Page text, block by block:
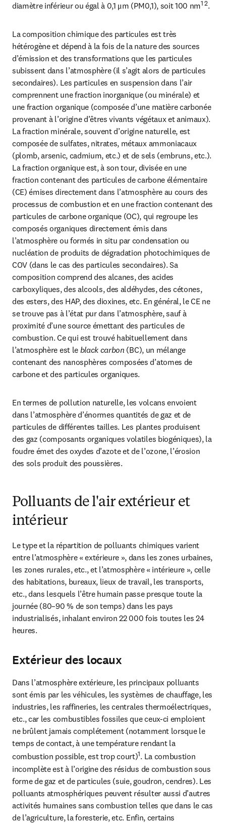
diamètre inférieur ou égal à 0,1 μm (PM0,1), soit 100 nm1 2.
La composition chimique des particules est très
hétérogène et dépend à la fois de la nature des sources
d’émission et des transformations que les particules
subissent dans l’atmosphère (il s’agit alors de particules
secondaires). Les particules en suspension dans l’air
comprennent une fraction inorganique (ou minérale) et
une fraction organique (composée d’une matière carbonée
provenant à l’origine d’êtres vivants végétaux et animaux).
La fraction minérale, souvent d’origine naturelle, est
composée de sulfates, nitrates, métaux ammoniacaux
(plomb, arsenic, cadmium, etc.) et de sels (embruns, etc.).
La fraction organique est, à son tour, divisée en une
fraction contenant des particules de carbone élémentaire
(CE) émises directement dans l’atmosphère au cours des
processus de combustion et en une fraction contenant des
particules de carbone organique (OC), qui regroupe les
composés organiques directement émis dans
l’atmosphère ou formés in situ par condensation ou
nucléation de produits de dégradation photochimiques de
COV (dans le cas des particules secondaires). Sa
composition comprend des alcanes, des acides
carboxyliques, des alcools, des aldéhydes, des cétones,
des esters, des HAP, des dioxines, etc. En général, le CE ne
se trouve pas à l’état pur dans l’atmosphère, sauf à
proximité d’une source émettant des particules de
combustion. Ce qui est trouvé habituellement dans
l’atmosphère est le black carbon (BC), un mélange
contenant des nanosphères composées d’atomes de
carbone et des particules organiques.
En termes de pollution naturelle, les volcans envoient
dans l’atmosphère d’énormes quantités de gaz et de
particules de différentes tailles. Les plantes produisent
des gaz (composants organiques volatiles biogéniques), la
foudre émet des oxydes d’azote et de l’ozone, l’érosion
des sols produit des poussières.
Polluants de l'air extérieur et
intérieur
Le type et la répartition de polluants chimiques varient
entre l’atmosphère « extérieure », dans les zones urbaines,
les zones rurales, etc., et l’atmosphère « intérieure », celle
des habitations, bureaux, lieux de travail, les transports,
etc., dans lesquels l’être humain passe presque toute la
journée (80–90 % de son temps) dans les pays
industrialisés, inhalant environ 22 000 fois toutes les 24
heures.
Extérieur des locaux
Dans l’atmosphère extérieure, les principaux polluants
sont émis par les véhicules, les systèmes de chauffage, les
industries, les raffineries, les centrales thermoélectriques,
etc., car les combustibles fossiles que ceux-ci emploient
ne brûlent jamais complétement (notamment lorsque le
temps de contact, à une température rendant la
combustion possible, est trop court)1. La combustion
incomplète est à l’origine des résidus de combustion sous
forme de gaz et de particules (suie, goudron, cendres). Les
polluants atmosphériques peuvent résulter aussi d’autres
activités humaines sans combustion telles que dans le cas
de l’agriculture, la foresterie, etc. Enfin, certains